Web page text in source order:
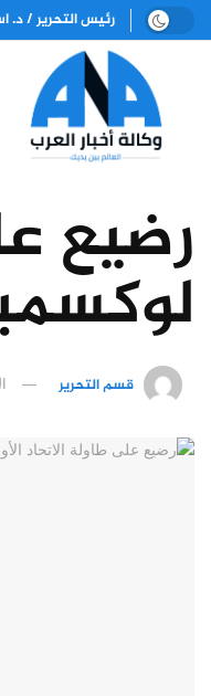
رئيس التحرير / د.
رضيع
قسم التحرير